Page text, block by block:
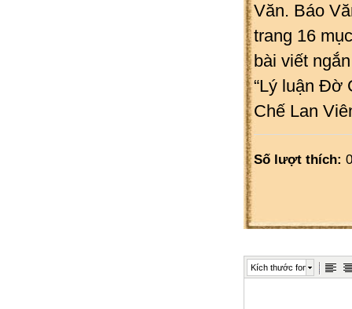
Văn. Báo
trang 16
bài viết
“Lý luận Đờ
Chế Lan
Số lượt thích:
Kích thước font